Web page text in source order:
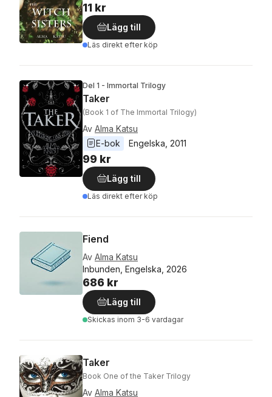
11 kr
Lägg till
Läs direkt efter köp
Del 1 - Immortal Trilogy
Taker
(Book 1 of The Immortal Trilogy)
Av Alma Katsu
E-bok
Engelska 2011
99 kr
Lägg till
Läs direkt efter köp
Fiend
Av Alma Katsu
Inbunden, Engelska, 2026
686 kr
Lägg till
Skickas inom 3-6 vardagar
Taker
Book One of the Taker Trilogy
Av Alma Katsu